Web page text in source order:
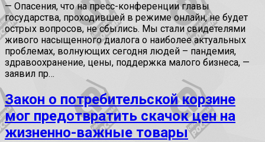
— Опасения, что на пресс-конференции главы
государства, проходившей в режиме онлайн, не будет
острых вопросов, не сбылись. Мы стали свидетелями
живого насыщенного диалога о наиболее актуальных
проблемах, волнующих сегодня людей – пандемия,
здравоохранение, цены, поддержка малого бизнеса, —
заявил пр…
Закон о потребительской корзине
мог предотвратить скачок цен на
жизненно-важные товары